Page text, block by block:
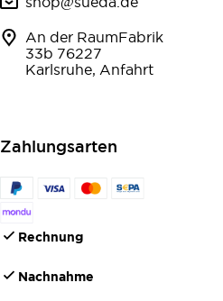
An der RaumFabrik
33b 76227
Karlsruhe, Anfahrt
Zahlungsarten
Rechnung
Nachnahme